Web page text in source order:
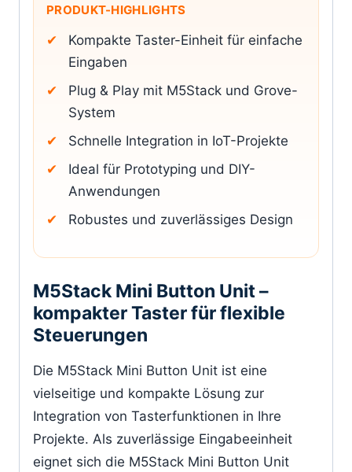
PRODUKT-HIGHLIGHTS
Kompakte Taster-Einheit für einfache
Eingaben
Plug & Play mit M5Stack und Grove-
System
Schnelle Integration in IoT-Projekte
Ideal für Prototyping und DIY-
Anwendungen
Robustes und zuverlässiges Design
M5Stack Mini Button Unit –
kompakter Taster für flexible
Steuerungen
Die M5Stack Mini Button Unit ist eine
vielseitige und kompakte Lösung zur
Integration von Tasterfunktionen in Ihre
Projekte. Als zuverlässige Eingabeeinheit
eignet sich die M5Stack Mini Button Unit